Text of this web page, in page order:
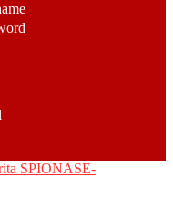
SPIONASE-